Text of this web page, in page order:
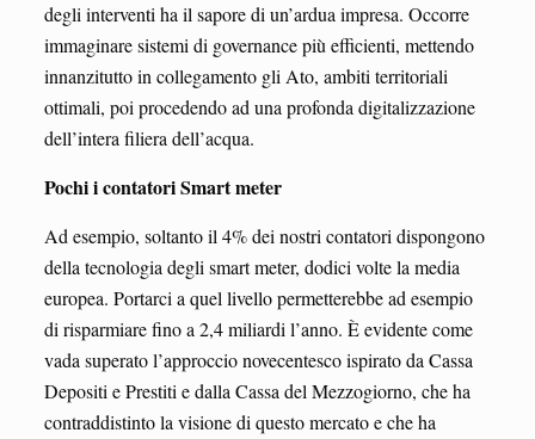
degli interventi ha il sapore di un’ardua impresa. Occorre
immaginare sistemi di governance più efficienti, mettendo
innanzitutto in collegamento gli Ato, ambiti territoriali
ottimali, poi procedendo ad una profonda digitalizzazione
dell’intera filiera dell’acqua.
Pochi i contatori Smart meter
Ad esempio, soltanto il 4% dei nostri contatori dispongono
della tecnologia degli smart meter, dodici volte la media
europea. Portarci a quel livello permetterebbe ad esempio
di risparmiare fino a 2,4 miliardi l’anno. È evidente come
vada superato l’approccio novecentesco ispirato da Cassa
Depositi e Prestiti e dalla Cassa del Mezzogiorno, che ha
contraddistinto la visione di questo mercato e che ha